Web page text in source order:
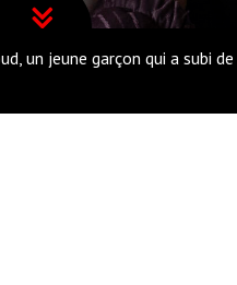
un jeune garçon qui a